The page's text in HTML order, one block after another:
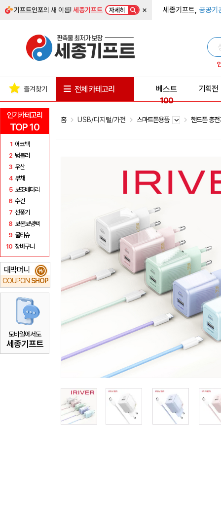
기프트인포의 새 이름!세종기프트 자세히 × 세종기프트, 공공기
인기카테고리
TOP 10
1 에코백
2 텀블러
3 우산
4 부채
5 보조배터리
6 수건
7 선풍기
8 보온보냉백
9 물티슈
10 장바구니
대박머니
COUPON SHOP
₩
모바일에서도
세종기프트
즐겨찾기 전체 카테고리
베스트
100
기획전
홈 USB/디지털/가전 스마트폰용품 핸드폰 충